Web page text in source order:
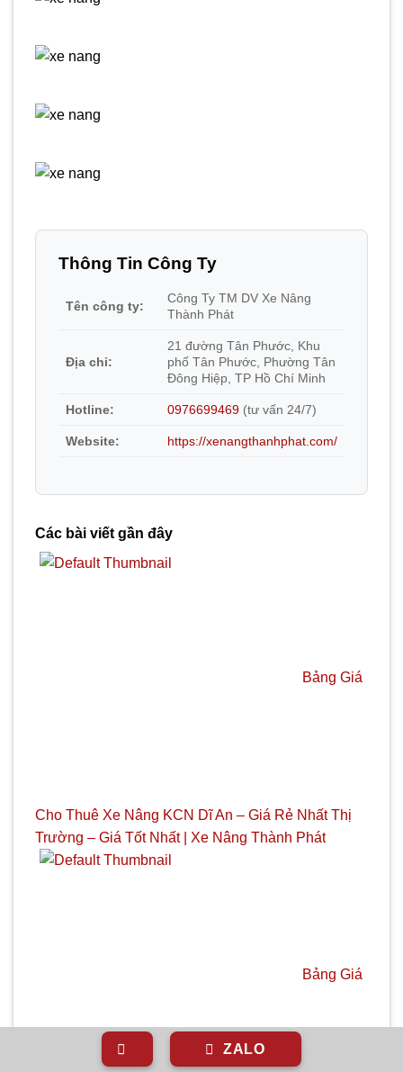
Thông Tin Công Ty
Tên công ty:
Công Ty TM DV Xe Nâng
Thành Phát
Địa chỉ:
21 đường Tân Phước, Khu
phố Tân Phước, Phường Tân
Đông Hiệp, TP Hồ Chí Minh
Hotline: 0976699469 (tư vấn 24/7)
Website: https://xenangthanhphat.com/
Các bài viết gần đây
Bảng Giá
Cho Thuê Xe Nâng KCN Dĩ An – Giá Rẻ Nhất Thị
Trường – Giá Tốt Nhất | Xe Nâng Thành Phát
Bảng Giá
ZALO